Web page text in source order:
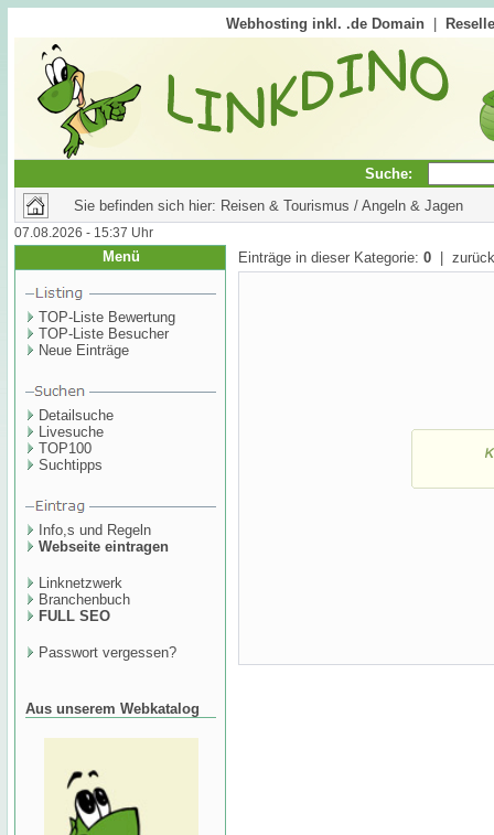
Webhosting inkl. .de Domain
Suche:
Sie befinden sich hier: Reisen & Tourismus / Angeln & Jagen
07.08.2026 - 15:37 Uhr
Menü
TOP-Liste Bewertung
TOP-Liste Besucher
Neue Einträge
Detailsuche
Livesuche
TOP100
Suchtipps
Info,s und Regeln
Webseite eintragen
Linknetzwerk
Branchenbuch
FULL SEO
Passwort vergessen?
Aus unserem Webkatalog
Einträge in dieser Kategorie: 0 |